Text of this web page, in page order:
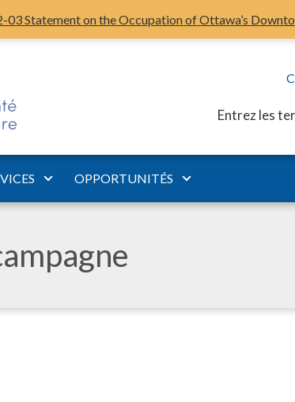
03 Statement on the Occupation of Ottawa’s
Entrez les
OPPORTUNITÉS